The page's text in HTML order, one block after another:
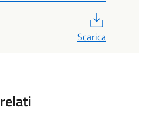
Scarica